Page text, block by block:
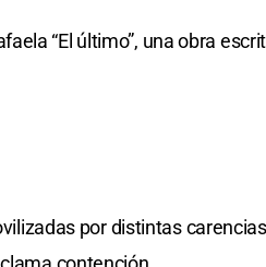
“El último”, una obra
por distintas